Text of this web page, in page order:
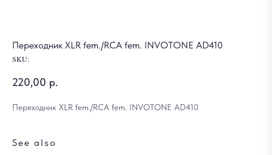
Переходник XLR fem./RCA fem. INVOTONE AD410
SKU:
220,00 р.
Переходник XLR fem./RCA fem. INVOTONE AD410
See also